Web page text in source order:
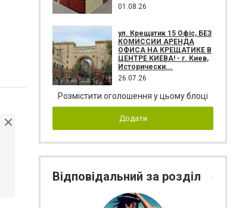
01.08.26
ул. Крещатик 15 Офіс, БЕЗ
КОМИССИИ АРЕНДА
ОФИСА НА КРЕЩАТИКЕ В
ЦЕНТРЕ КИЕВА! - г. Киев,
Исторически...
26.07.26
Розмістити оголошення у цьому блоці
Додати
Відповідальний за розділ